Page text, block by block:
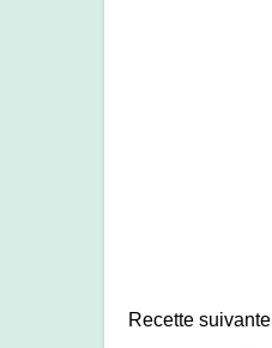
Recette suivante